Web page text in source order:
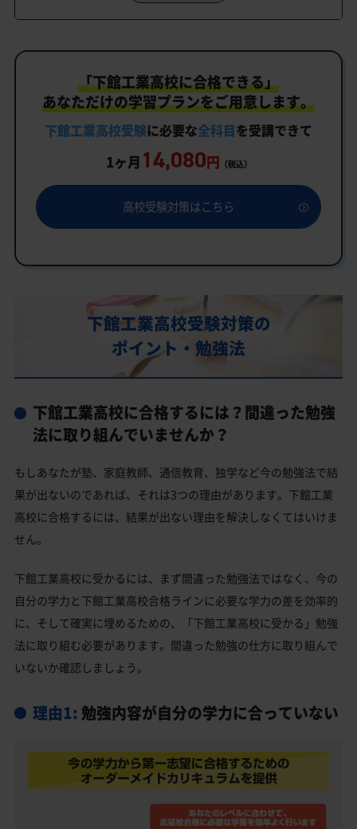
学習効果をしっかり確認定着度テスト
一人でも安心、学習相談
生徒にピッタリ合った「下館工業高校対策のオーダ
ーメイドカリキュラム」だから成果が出る！
カリキュラムや料金についてお気軽にご相談くださ
下館工業高校受験専門のオンライン家庭教師「いつ
でもクイック指導」もご用意
下館工業高校の特徴
部活動
下館工業高校の偏差値
下館工業高校合格に必要な内申点の目安
下館工業高校合格するには内申点と偏差値両方が必要
下館工業高校の所在地・アクセス
下館工業高校卒業生の主な大学進学実績
国公立大学
筑西市の他の公立高校
下館工業高校受験生からのよくある質問
「下館工業高校に合格できる」
あなただけの学習プランをご用意します。
下館工業高校受験に必要な全科目を受講できて
1ヶ月 14,080円 （税込）
高校受験対策はこちら
下館工業高校受験対策の
ポイント・勉強法
下館工業高校に合格するには？間違った勉強
法に取り組んでいませんか？
もしあなたが塾、家庭教師、通信教育、独学など今の勉強法で結
果が出ないのであれば、それは3つの理由があります。下館工業
高校に合格するには、結果が出ない理由を解決しなくてはいけま
せん。
下館工業高校に受かるには、まず間違った勉強法ではなく、今の
自分の学力と下館工業高校合格ラインに必要な学力の差を効率的
に、そして確実に埋めるための、「下館工業高校に受かる」勉強
法に取り組む必要があります。間違った勉強の仕方に取り組んで
いないか確認しましょう。
理由1: 勉強内容が自分の学力に合っていない